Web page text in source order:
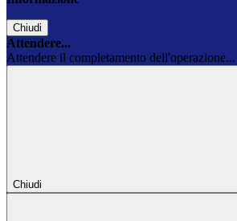
Chiudi
Attendere...
Attendere il completamento dell'operazione...
Chiudi